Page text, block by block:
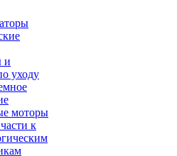
и
уходу
моторы
к